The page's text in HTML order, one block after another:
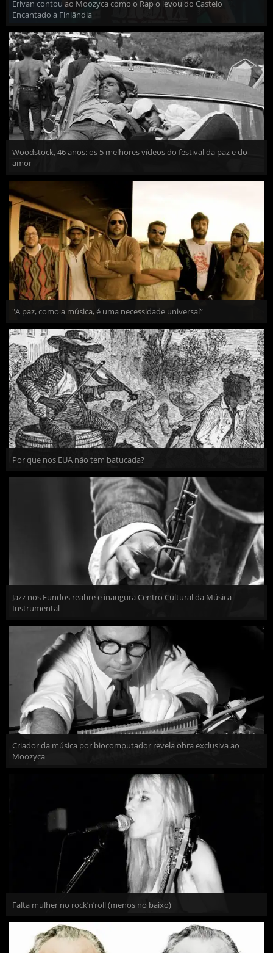
Erivan contou ao Moozyca como o Rap o levou do Castelo
Encantado à Finlândia
Woodstock, 46 anos: os 5 melhores vídeos do festival da paz e do
amor
"A paz, como a música, é uma necessidade universal”
Por que nos EUA não tem batucada?
Jazz nos Fundos reabre e inaugura Centro Cultural da Música
Instrumental
Criador da música por biocomputador revela obra exclusiva ao
Moozyca
Falta mulher no rock’n’roll (menos no baixo)